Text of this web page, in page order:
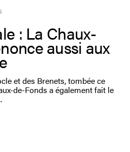
: La Chaux-
aussi aux
et des Brenets, tombée ce
de-Fonds a également fait le